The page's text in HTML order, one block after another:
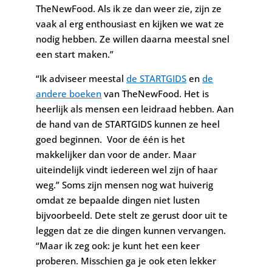
TheNewFood. Als ik ze dan weer zie, zijn ze
vaak al erg enthousiast en kijken we wat ze
nodig hebben. Ze willen daarna meestal snel
een start maken.”
“Ik adviseer meestalde STARTGIDS ende
andere boeken van TheNewFood. Het is
heerlijk als mensen een leidraad hebben. Aan
de hand van de STARTGIDS kunnen ze heel
goed beginnen. Voor de één is het
makkelijker dan voor de ander. Maar
uiteindelijk vindt iedereen wel zijn of haar
weg.” Soms zijn mensen nog wat huiverig
omdat ze bepaalde dingen niet lusten
bijvoorbeeld. Dete stelt ze gerust door uit te
leggen dat ze die dingen kunnen vervangen.
“Maar ik zeg ook: je kunt het een keer
proberen. Misschien ga je ook eten lekker